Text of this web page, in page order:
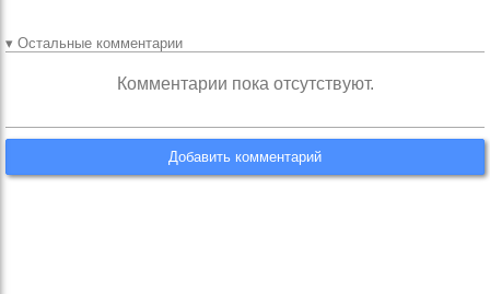
▾ Остальные комментарии
Комментарии пока отсутствуют.
Добавить комментарий